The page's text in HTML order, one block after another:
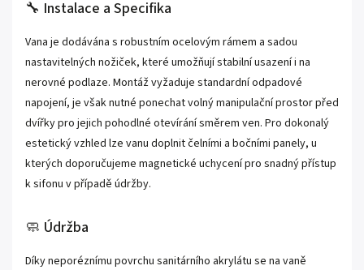
🔧 Instalace a Specifika
Vana je dodávána s robustním ocelovým rámem a sadou
nastavitelných nožiček, které umožňují stabilní usazení i na
nerovné podlaze. Montáž vyžaduje standardní odpadové
napojení, je však nutné ponechat volný manipulační prostor před
dvířky pro jejich pohodlné otevírání směrem ven. Pro dokonalý
estetický vzhled lze vanu doplnit čelními a bočními panely, u
kterých doporučujeme magnetické uchycení pro snadný přístup
k sifonu v případě údržby.
🧼 Údržba
Díky neporéznímu povrchu sanitárního akrylátu se na vaně